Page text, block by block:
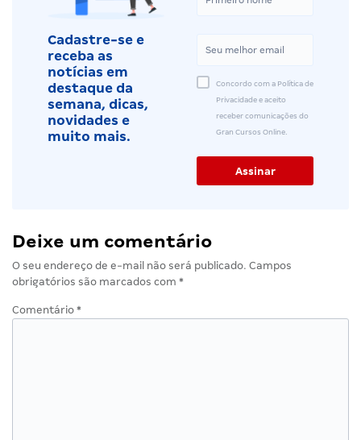
Cadastre-se e
receba as
notícias em
destaque da
semana, dicas,
novidades e
muito mais.
Concordo com a Política de
Privacidade e aceito
receber comunicações do
Gran Cursos Online.
Deixe um comentário
O seu endereço de e-mail não será publicado. Campos
obrigatórios são marcados com *
Comentário *